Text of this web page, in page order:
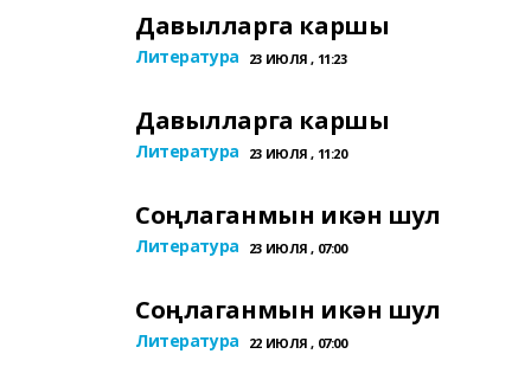
Давылларга каршы
Литература 23 ИЮЛЯ , 11:23
Давылларга каршы
Литература 23 ИЮЛЯ , 11:20
Соңлаганмын икән шул
Литература 23 ИЮЛЯ , 07:00
Соңлаганмын икән шул
Литература 22 ИЮЛЯ , 07:00